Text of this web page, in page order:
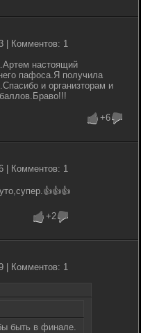
| Комментов: 1
настоящий
пафоса.Я получила
и организторам и
+6
| Комментов: 1
+2
| Комментов: 1
быть в финале.